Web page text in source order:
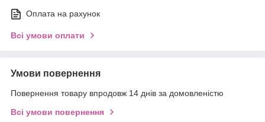
Оплата на рахунок
Всі умови оплати
Умови повернення
Повернення товару впродовж 14 днів за домовленістю
Всі умови повернення